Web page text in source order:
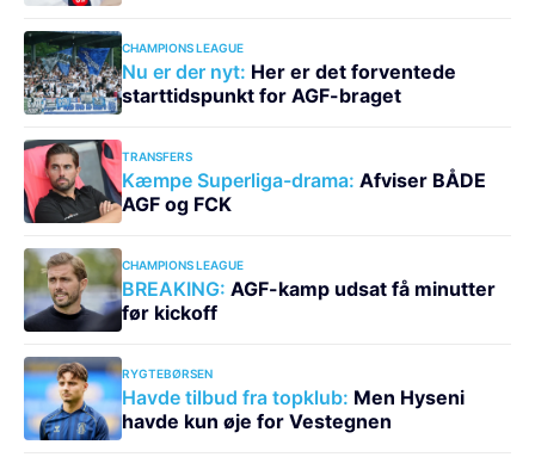
CHAMPIONS LEAGUE
Nu er der nyt: Her er det forventede
starttidspunkt for AGF-braget
TRANSFERS
Kæmpe Superliga-drama: Afviser BÅDE
AGF og FCK
CHAMPIONS LEAGUE
BREAKING: AGF-kamp udsat få minutter
før kickoff
RYGTEBØRSEN
Havde tilbud fra topklub: Men Hyseni
havde kun øje for Vestegnen